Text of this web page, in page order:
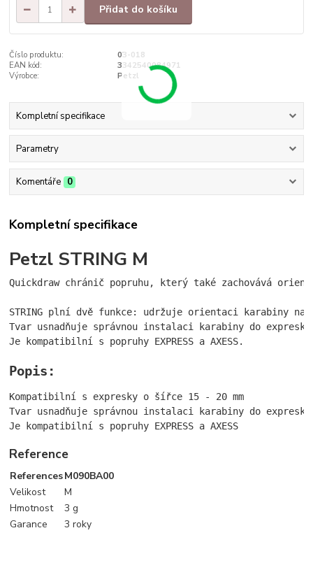
Přidat do košíku
Číslo produktu:
03-018
EAN kód:
3342540084971
Výrobce:
Petzl
Kompletní specifikace
Parametry
Komentáře 0
Kompletní specifikace
Petzl STRING M
Quickdraw chránič popruhu, který také zachovává
STRING plní dvě funkce: udržuje orientaci karabiny
Tvar usnadňuje správnou instalaci karabiny do
Je kompatibilní s popruhy EXPRESS a AXESS.
Popis:
Kompatibilní s expresky o šířce 15 - 20 mm
Tvar usnadňuje správnou instalaci karabiny do
Je kompatibilní s popruhy EXPRESS a AXESS
Reference
ReferencesM090BA00
Velikost
M
Hmotnost
3 g
Garance
3 roky